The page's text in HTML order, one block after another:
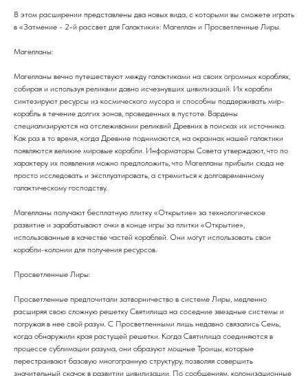
В этом расширении представлены два новых вида, с которыми вы сможете играть
в «Затмение - 2-й рассвет для Галактики»: Магеллан и Просветленные Лиры.
Магелланы:
Магелланы вечно путешествуют между галактиками на своих огромных кораблях,
собирая и используя реликвии давно исчезнувших цивилизаций. Их корабли
синтезируют ресурсы из космического мусора и способны поддерживать мир-
корабль в течение долгих эонов, проведенных в пустоте. Вардены
специализируются на отслеживании реликвий Древних в поисках их источника.
Как раз в то время, когда Древние поднимаются, на окраинах нашей галактики
появляются великие мировые корабли. Информаторы Совета утверждают, что по
характеру их появления можно предположить, что Магелланы прибыли сюда не
просто исследовать и эксплуатировать, а стремиться к долговременному
галактическому господству.
Магелланы получают бесплатную плитку «Открытие» за технологическое
развитие и зарабатывают очки в конце игры за плитки «Открытие»,
использованные в качестве частей кораблей. Они могут использовать свои
корабли-колонии для получения ресурсов.
Просветленные Лиры:
Просветленные предпочитали затворничество в системе Лиры, медленно
расширяя свою сложную решетку Святилища на соседние звездные системы и
погружая в нее свой разум. С Просветленными лишь недавно связались Семь,
когда обнаружили края растущей решетки. Когда Святилища соединяются в
процессе сублимации разума, они образуют мощные Троицы, которые
перестраивают базовую многогранную структуру, позволяя совершить
значительный скачок в развитии цивилизации. По сообщениям, колонизационные